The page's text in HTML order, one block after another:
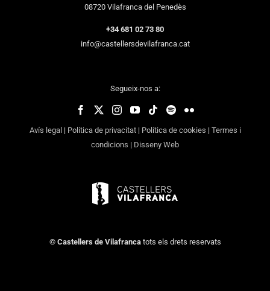
08720 Vilafranca del Penedès
+34 681 02 73 80
info@castellersdevilafranca.cat
Segueix-nos a:
Avís legal | Política de privacitat| Política de cookies | Termes i
condicions | Disseny Web
© Castellers de Vilafrancatots els drets reservats